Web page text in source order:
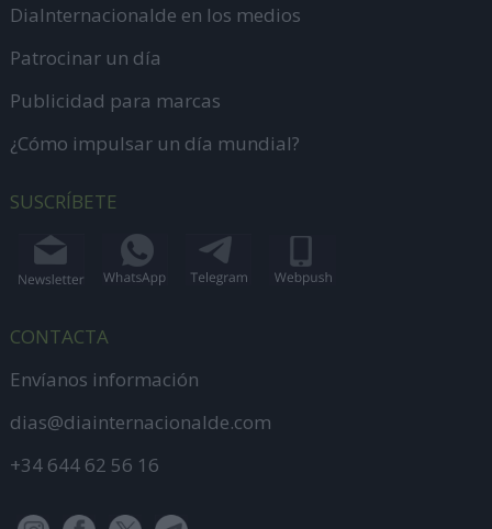
DiaInternacionalde en los medios
Patrocinar un día
Publicidad para marcas
¿Cómo impulsar un día mundial?
SUSCRÍBETE
CONTACTA
Envíanos información
dias@diainternacionalde.com
+34 644 62 56 16